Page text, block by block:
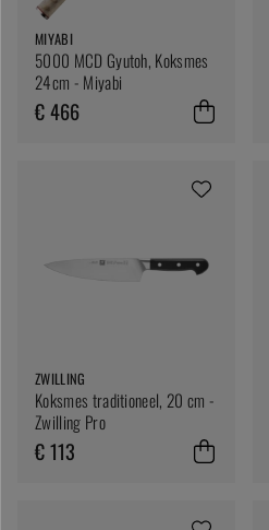
MIYABI
5000 MCD Gyutoh, Koksmes
24cm - Miyabi
€ 466
ZWILLING
Koksmes traditioneel, 20 cm -
Zwilling Pro
€ 113